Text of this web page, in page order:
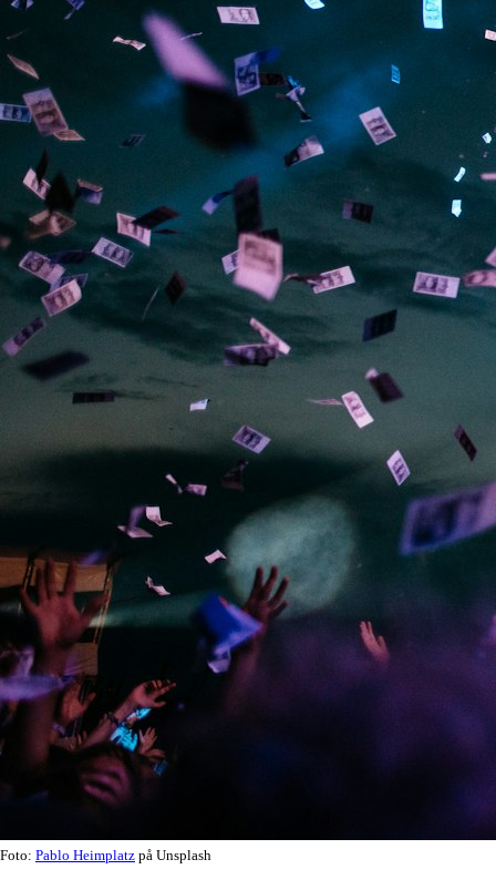
Foto: Pablo Heimplatz på Unsplash